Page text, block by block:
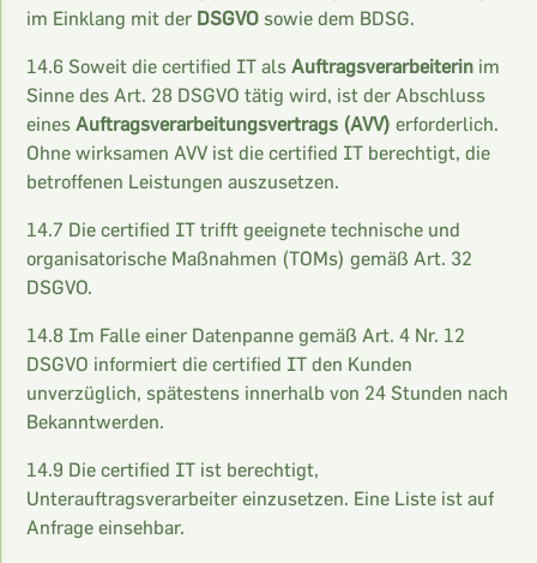
im Einklang mit der DSGVO sowie dem BDSG.
14.6 Soweit die certified IT alsAuftragsverarbeiterin im
Sinne des Art. 28 DSGVO tätig wird, ist der Abschluss
einesAuftragsverarbeitungsvertrags (AVV) erforderlich.
Ohne wirksamen AVV ist die certified IT berechtigt, die
betroffenen Leistungen auszusetzen.
14.7 Die certified IT trifft geeignete technische und
organisatorische Maßnahmen (TOMs) gemäß Art. 32
DSGVO.
14.8 Im Falle einer Datenpanne gemäß Art. 4 Nr. 12
DSGVO informiert die certified IT den Kunden
unverzüglich, spätestens innerhalb von 24 Stunden nach
Bekanntwerden.
14.9 Die certified IT ist berechtigt,
Unterauftragsverarbeiter einzusetzen. Eine Liste ist auf
Anfrage einsehbar.